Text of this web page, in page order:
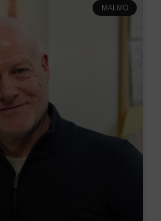
MALMÖ